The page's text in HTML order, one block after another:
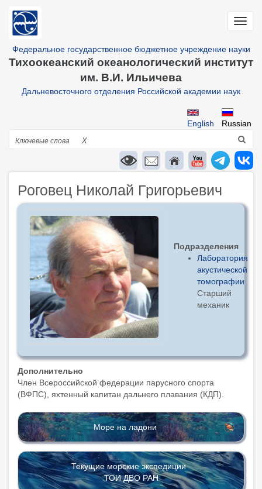
основному
Федеральное государственное бюджетное учреждение науки
Тихоокеанский океанологический институт
им. В.И. Ильичева
Дальневосточного отделения Российской академии наук
Russian
English
Поиск
X
Роговец Николай Григорьевич
Подразделения
Лаборатория
акустической
томографии
Старший
механик
Дополнительно
Член Всероссийской федерации парусного спорта
(ВФПС), яхтенный капитан дальнего плавания (КДП).
Море на ладони
Текущие морские экспедиции
ТОИ ДВО РАН